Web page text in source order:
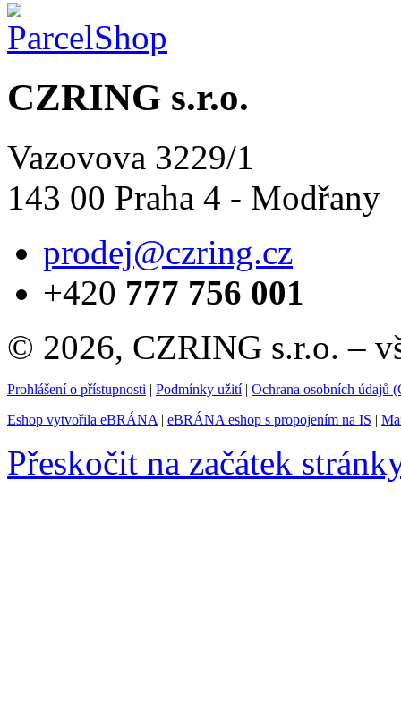
CZRING s.r.o.
Vazovova 3229/1
143 00 Praha 4 - Modřany
prodej@czring.cz
+420 777 756 001
© 2026, CZRING s.r.o. –
Prohlášení o přístupnosti | Podmínky užití| Ochrana osobních údajů
Eshop vytvořila eBRÁNA | eBRÁNA eshop s propojením na IS |
Přeskočit na začátek